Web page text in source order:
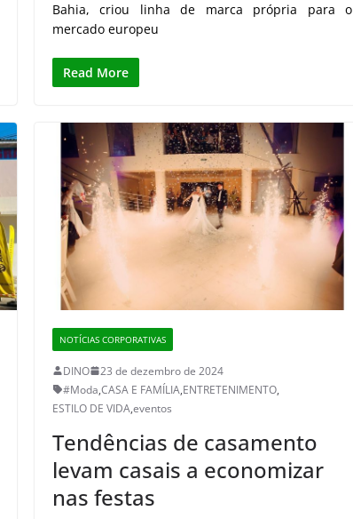
Bahia, criou linha de marca própria para o
mercado europeu
Read More
NOTÍCIAS CORPORATIVAS
DINO
23 de dezembro de 2024
#Moda,CASA E FAMÍLIA,ENTRETENIMENTO,
ESTILO DE VIDA,eventos
Tendências de casamento
levam casais a economizar
nas festas